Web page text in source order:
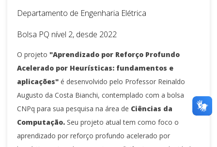
Departamento de Engenharia Elétrica
Bolsa PQ nível 2, desde 2022
O projeto "Aprendizado por Reforço Profundo
Acelerado por Heurísticas: fundamentos e
aplicações" é desenvolvido pelo Professor Reinaldo
Augusto da Costa Bianchi, contemplado com a bolsa
CNPq para sua pesquisa na área de Ciências da
Computação. Seu projeto atual tem como foco o
aprendizado por reforço profundo acelerado por